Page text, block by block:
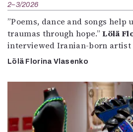
2–3/2026
”Poems, dance and songs help
traumas through hope.”Lölä
interviewed Iranian-born artist
Lölä Florina Vlasenko